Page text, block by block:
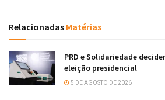
Relacionadas Matérias
PRD e Solidariedade
eleição presidencial
5 DE AGOSTO DE 2026